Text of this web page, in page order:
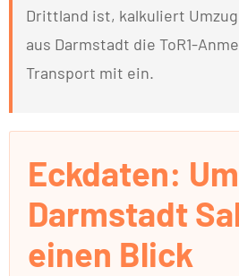
Drittland ist, kalkuliert
aus Darmstadt die ToR1-
Transport mit ein.
Eckdaten:
Darmstadt
einen Blick